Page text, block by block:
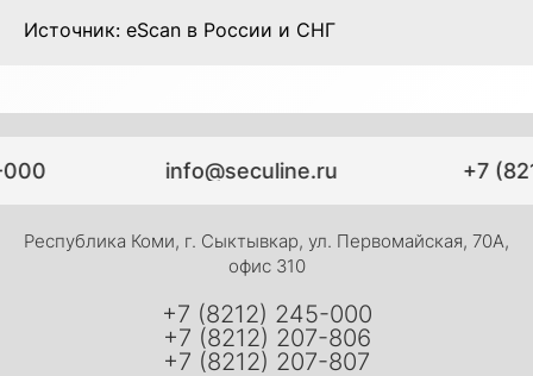
Источник: eScan в России и СНГ
info@seculine.ru +7
Республика Коми, г. Сыктывкар, ул. Первомайская, 70А,
офис 310
+7 (8212) 245-000
+7 (8212) 207-806
+7 (8212) 207-807